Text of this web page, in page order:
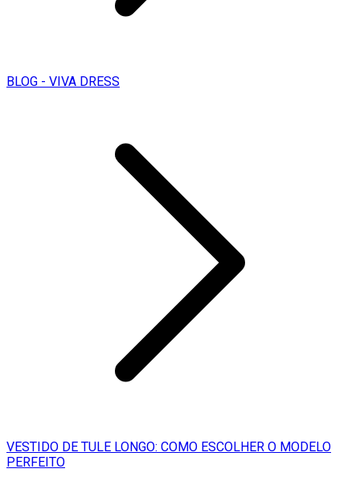
BLOG - VIVA DRESS
VESTIDO DE TULE LONGO: COMO ESCOLHER O MODELO
PERFEITO